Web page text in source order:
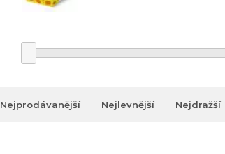
Nejprodávanější Nejlevnější Nejdražší